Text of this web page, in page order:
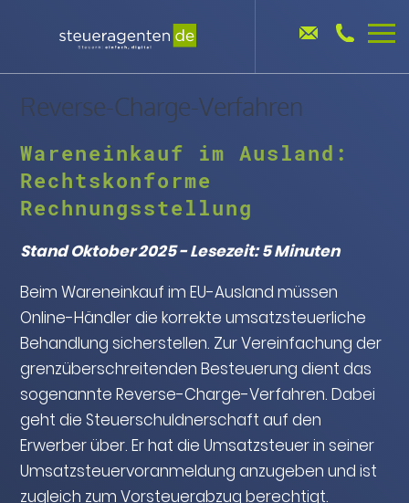
Reverse-Charge-Verfahren
Wareneinkauf im Ausland:
Rechtskonforme
Rechnungsstellung
Stand Oktober 2025 - Lesezeit: 5 Minuten
Beim Wareneinkauf im EU-Ausland müssen
Online-Händler die korrekte umsatzsteuerliche
Behandlung sicherstellen. Zur Vereinfachung der
grenzüberschreitenden Besteuerung dient das
sogenannte Reverse-Charge-Verfahren. Dabei
geht die Steuerschuldnerschaft auf den
Erwerber über. Er hat die Umsatzsteuer in seiner
Umsatzsteuervoranmeldung anzugeben und ist
zugleich zum Vorsteuerabzug berechtigt.